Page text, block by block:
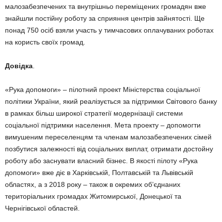
малозабезпечених та внутрішньо переміщених громадян вже
знайшли постійну роботу за сприяння центрів зайнятості. Ще
понад 750 осіб взяли участь у тимчасових оплачуваних роботах
на користь своїх громад.
Довідка
«Рука допомоги» – пілотний проект Міністерства соціальної
політики України, який реалізується за підтримки Світового банку
в рамках більш широкої стратегії модернізації системи
соціальної підтримки населення. Мета проекту – допомогти
вимушеним переселенцям та членам малозабезпечених сімей
позбутися залежності від соціальних виплат, отримати достойну
роботу або заснувати власний бізнес. В якості пілоту «Рука
допомоги» вже діє в Харківській, Полтавській та Львівській
областях, а з 2018 року – також в окремих об’єднаних
територіальних громадах Житомирської, Донецької та
Чернігівської областей.